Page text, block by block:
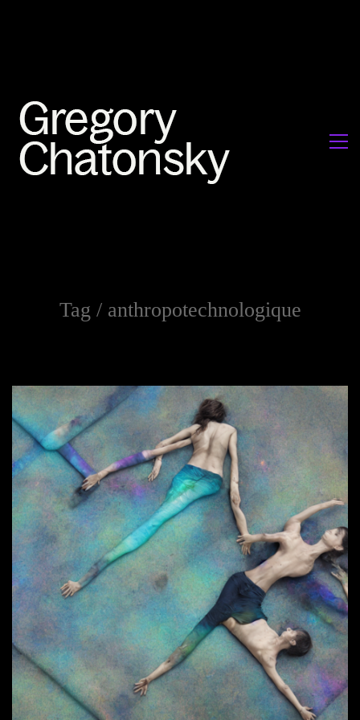
Tag / anthropotechnologique